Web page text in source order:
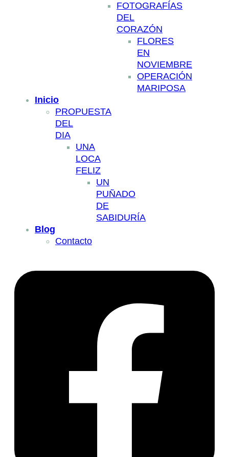
FOTOGRAFÍAS
DEL
CORAZÓN
FLORES
EN
NOVIEMBRE
OPERACIÓN
MARIPOSA
Inicio
PROPUESTA
DEL
DIA
UNA
LOCA
FELIZ
UN
PUÑADO
DE
SABIDURÍA
Blog
Contacto